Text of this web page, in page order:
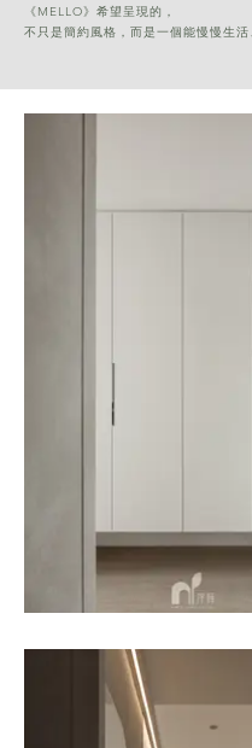
《MELLO》希望呈現的，
不只是簡約風格， 而是一個能慢慢生活